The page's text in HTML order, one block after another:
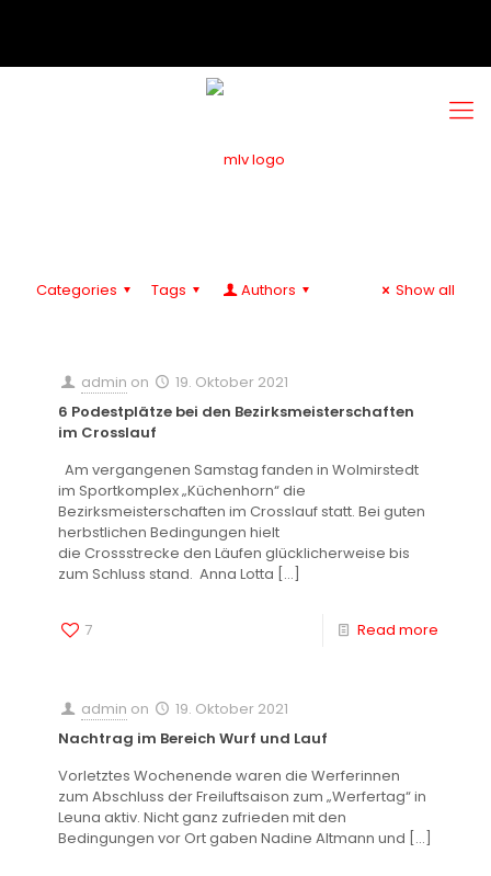
Categories Tags Authors Show all
admin on
19. Oktober 2021
6 Podestplätze bei den Bezirksmeisterschaften
im Crosslauf
Am vergangenen Samstag fanden in Wolmirstedt
im Sportkomplex „Küchenhorn“ die
Bezirksmeisterschaften im Crosslauf statt. Bei guten
herbstlichen Bedingungen hielt
die Crossstrecke den Läufen glücklicherweise bis
zum Schluss stand. Anna Lotta […]
7 Read more
admin on
19. Oktober 2021
Nachtrag im Bereich Wurf und Lauf
Vorletztes Wochenende waren die Werferinnen
zum Abschluss der Freiluftsaison zum „Werfertag“ in
Leuna aktiv. Nicht ganz zufrieden mit den
Bedingungen vor Ort gaben Nadine Altmann und […]